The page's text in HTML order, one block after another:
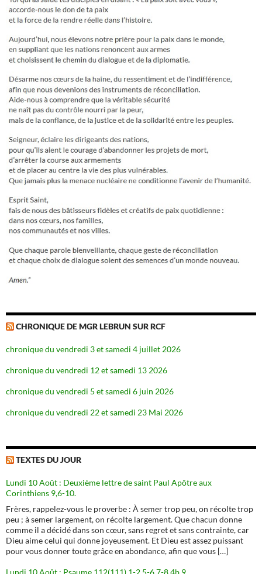
CHRONIQUE DE MGR LEBRUN SUR RCF
chronique du vendredi 3 et samedi 4 juillet 2026
chronique du vendredi 12 et samedi 13 2026
chronique du vendredi 5 et samedi 6 juin 2026
chronique du vendredi 22 et samedi 23 Mai 2026
TEXTES DU JOUR
Lundi 10 Août : Deuxième lettre de saint Paul Apôtre aux
Corinthiens 9,6-10.
Frères, rappelez-vous le proverbe : À semer trop peu, on récolte trop
peu ; à semer largement, on récolte largement. Que chacun donne
comme il a décidé dans son cœur, sans regret et sans contrainte, car
Dieu aime celui qui donne joyeusement. Et Dieu est assez puissant
pour vous donner toute grâce en abondance, afin que vous […]